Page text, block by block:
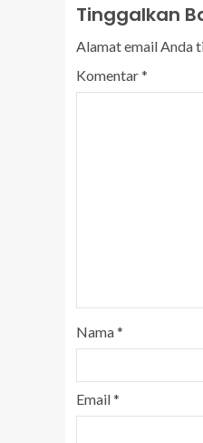
Tinggalkan
Alamat email Anda
Komentar*
Nama*
Email*